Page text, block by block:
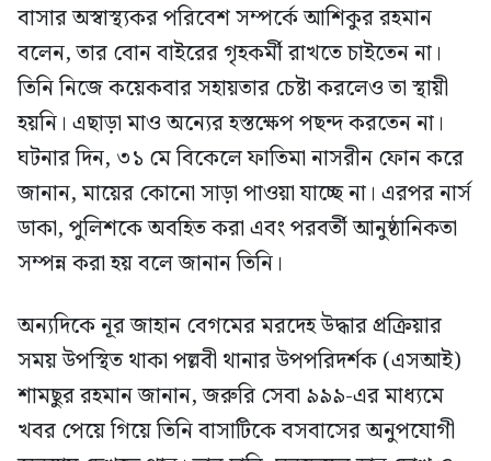
বাসার অস্বাস্থ্যকর পরিবেশ সম্পর্কে আশিকুর রহমান
বলেন, তার বোন বাইরের গৃহকর্মী রাখতে চাইতেন না।
তিনি নিজে কয়েকবার সহায়তার চেষ্টা করলেও তা স্থায়ী
হয়নি। এছাড়া মাও অন্যের হস্তক্ষেপ পছন্দ করতেন না।
ঘটনার দিন, ৩১ মে বিকেলে ফাতিমা নাসরীন ফোন করে
জানান, মায়ের কোনো সাড়া পাওয়া যাচ্ছে না। এরপর নার্স
ডাকা, পুলিশকে অবহিত করা এবং পরবর্তী আনুষ্ঠানিকতা
সম্পন্ন করা হয় বলে জানান তিনি।
অন্যদিকে নূর জাহান বেগমের মরদেহ উদ্ধার প্রক্রিয়ার
সময় উপস্থিত থাকা পল্লবী থানার উপপরিদর্শক (এসআই)
শামছুর রহমান জানান, জরুরি সেবা ৯৯৯-এর মাধ্যমে
খবর পেয়ে গিয়ে তিনি বাসাটিকে বসবাসের অনুপযোগী